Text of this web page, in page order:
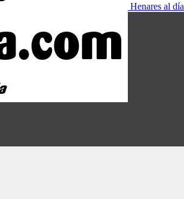
Henares al día